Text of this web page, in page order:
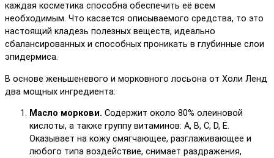
каждая косметика способна обеспечить её всем
необходимым. Что касается описываемого средства, то это
настоящий кладезь полезных веществ, идеально
сбалансированных и способных проникать в глубинные слои
эпидермиса.
В основе женьшеневого и морковного лосьона от Холи Ленд
два мощных ингредиента:
Масло моркови. Содержит около 80% олеиновой
кислоты, а также группу витаминов: А, В, C, D, Е.
Оказывает на кожу смягчающее, разглаживающее и
любого типа воздействие, снимает раздражения,